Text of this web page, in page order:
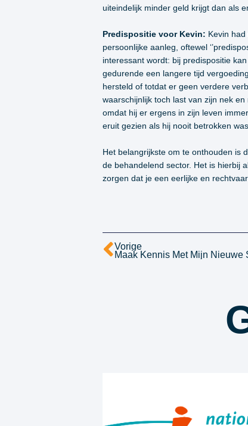
uiteindelijk minder geld krijgt dan als
Predispositie voor Kevin: Kevin
persoonlijke aanleg, oftewel
interessant wordt: bij predispositie
gedurende een langere tijd
hersteld of totdat er geen verdere
waarschijnlijk toch last van zijn nek
omdat hij er ergens in zijn leven
eruit gezien als hij nooit betrokken
Het belangrijkste om te onthouden is
de behandelend sector. Het is hierbij
zorgen dat je een eerlijke en
Vorige
Maak Kennis Met Mijn Nieuwe